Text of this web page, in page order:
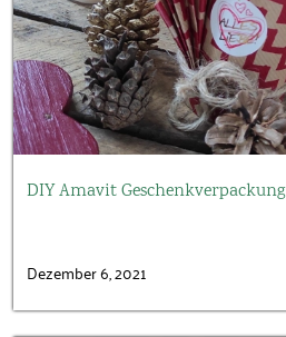
DIY Amavit Geschenkverpackung
Dezember 6, 2021